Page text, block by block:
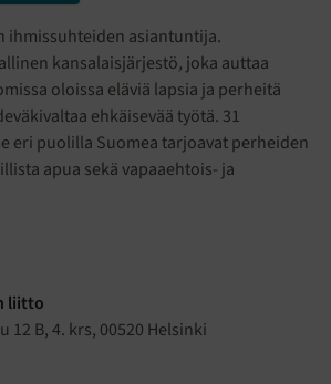
ihmissuhteiden asiantuntija.
kansalaisjärjestö, joka auttaa
oloissa eläviä lapsia ja perheitä
ehkäisevää työtä. 31
eri puolilla Suomea tarjoavat perheiden
apua sekä vapaaehtois- ja
liitto
12 B, 4. krs, 00520 Helsinki